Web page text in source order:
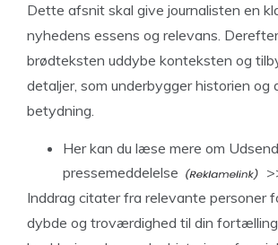
Dette afsnit skal give journalisten en
nyhedens essens og relevans.
brødteksten uddybe konteksten og
detaljer, som underbygger historien og
betydning.
Her kan du læse mere om Udsend
pressemeddelelse
Inddrag citater fra relevante personer
dybde og troværdighed til din